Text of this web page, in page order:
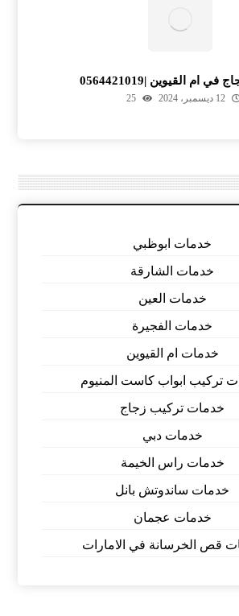
ام القيوين |0564421019
12 ديسمبر، 2024 25
خدمات ابوظبي
خدمات الشارقة
خدمات العين
خدمات الفجيرة
خدمات ام القيوين
تركيب ابواب كاست المنيوم
خدمات تركيب زجاج
خدمات دبي
خدمات راس الخيمة
خدمات ساندوتش بانل
خدمات عجمان
قص الخرسانة في الامارات